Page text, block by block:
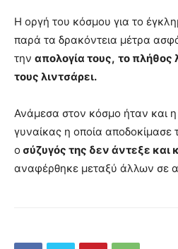
Η οργή του κόσμου για το
παρά τα δρακόντεια μέτρα
την απολογία τους, το πλήθος
τους λιντσάρει.
Ανάμεσα στον κόσμο ήταν και η
γυναίκας η οποία αποδοκίμασε
ο σύζυγός της δεν άντεξε και
αναφέρθηκε μεταξύ άλλων σε